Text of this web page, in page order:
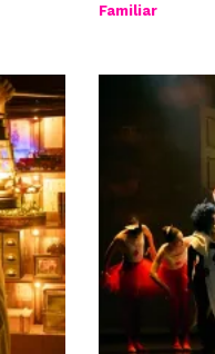
Familiar